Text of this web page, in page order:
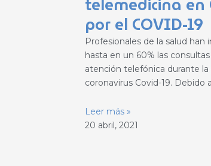
por el COVID-19
Profesionales de la salud han
hasta en un 60% las
atención telefónica durante
coronavirus Covid-19. Debido al
Leer más »
20 abril, 2021